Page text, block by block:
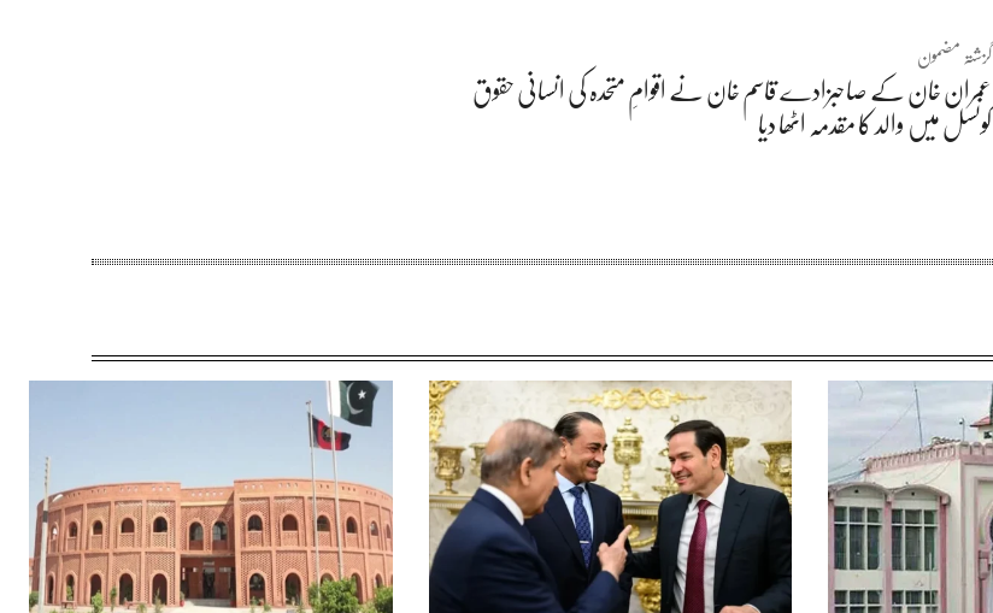
گزشتہ مضمون
عمران خان کے صاحبزادے قاسم خان نے اقوامِ متحدہ کی انسانی حقوق
کونسل میں والد کا مقدمہ اٹھا دیا